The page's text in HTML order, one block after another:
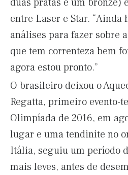
entre Laser e Star. “Ainda
análises para fazer sobre
que tem correnteza bem
agora estou pronto.”
O brasileiro deixou o
Regatta, primeiro evento-
Olimpíada de 2016, em
lugar e uma tendinite no
Itália, seguiu um período
mais leves, antes de